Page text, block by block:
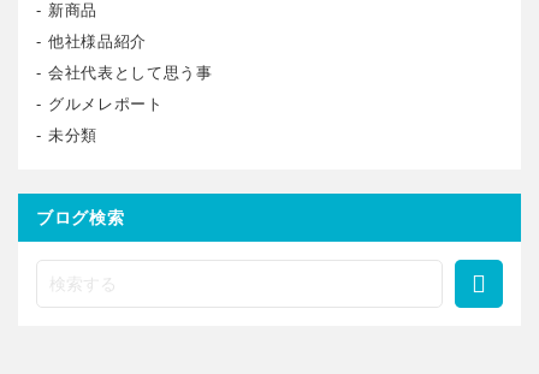
新商品
他社様品紹介
会社代表として思う事
グルメレポート
未分類
ブログ検索